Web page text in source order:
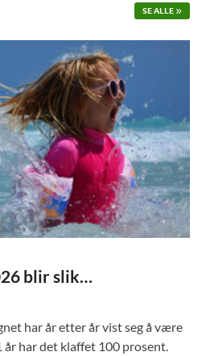
SE ALLE
blir slik…
har år etter år vist seg å være
år har det klaffet 100 prosent.